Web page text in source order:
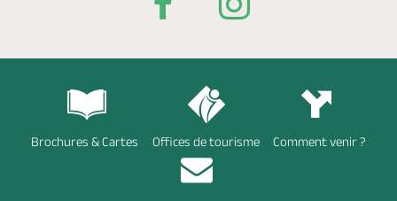
Brochures & Cartes Offices de tourisme Comment venir ?